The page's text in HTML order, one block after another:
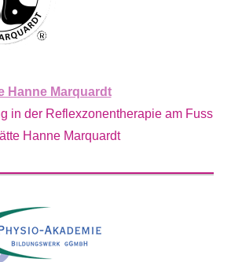
Hanne Marquardt
in der Reflexzonentherapie am Fuss
Hanne Marquardt